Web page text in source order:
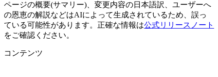
ページの概要(サマリー)、変更内容の日本語訳、ユーザーへ
の恩恵の解説などはAIによって生成されているため、誤っ
ている可能性があります。正確な情報は公式リリースノート
をご確認ください。
コンテンツ